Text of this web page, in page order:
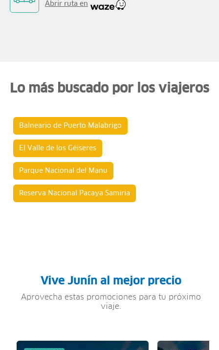
Abrir ruta en
Lo más buscado por los viajeros
Balneario de Puerto Malabrigo
El Valle de los Géiseres
Parque Nacional del Manu
Reserva Nacional Pacaya Samiria
Vive Junín al mejor precio
Aprovecha estas promociones para tu próximo
viaje.